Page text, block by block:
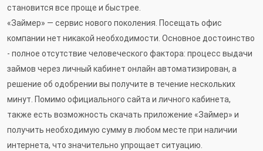
становится все проще и быстрее.
«Займер» — сервис нового поколения. Посещать офис
компании нет никакой необходимости. Основное достоинство
- полное отсутствие человеческого фактора: процесс выдачи
займов через личный кабинет онлайн автоматизирован, а
решение об одобрении вы получите в течение нескольких
минут. Помимо официального сайта и личного кабинета,
также есть возможность скачать приложение «Займер» и
получить необходимую сумму в любом месте при наличии
интернета, что значительно упрощает ситуацию.